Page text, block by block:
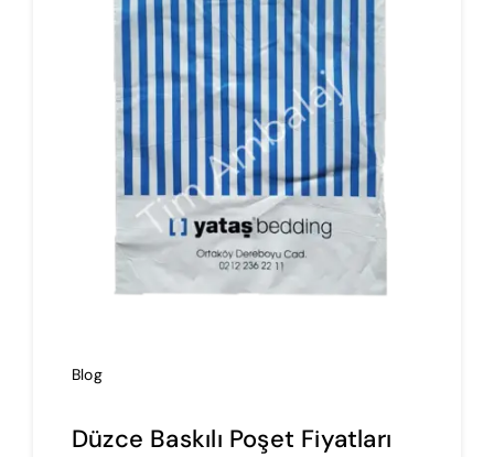
Blog
Düzce Baskılı Poşet Fiyatları